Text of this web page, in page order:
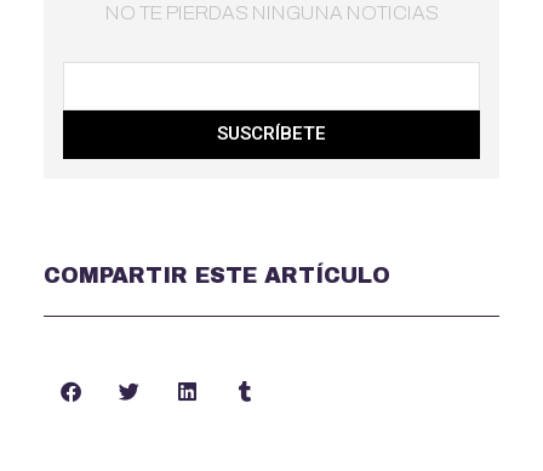
NO TE PIERDAS NINGUNA NOTICIAS
SUSCRÍBETE
COMPARTIR ESTE ARTÍCULO